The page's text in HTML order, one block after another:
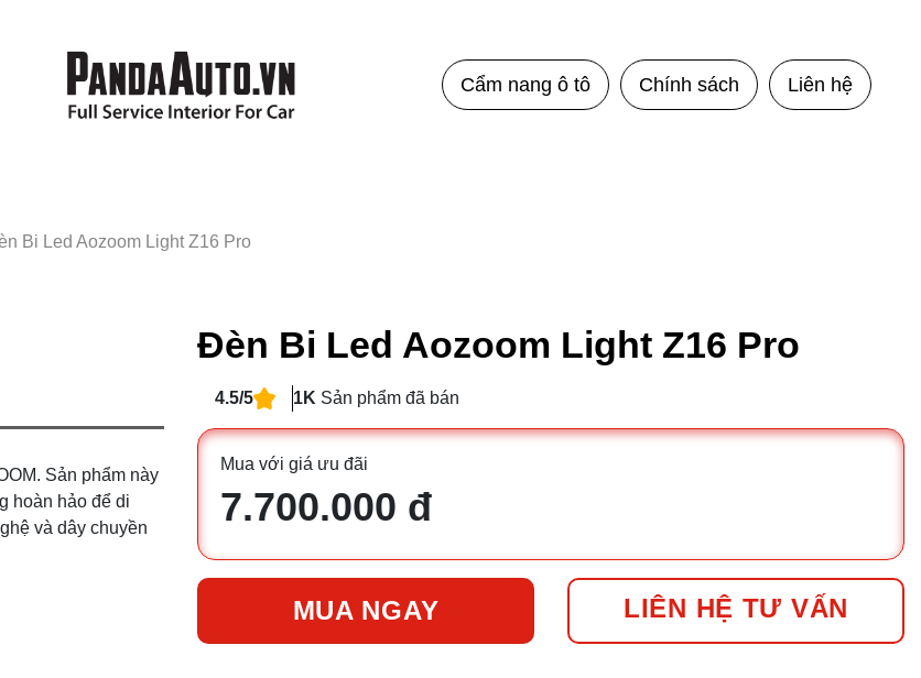
Cẩm nang ô tô Chính sách Liên hệ
Bi Led Aozoom Light Z16 Pro
Sản phẩm này
hoàn hảo để di
và dây chuyền
Đèn Bi Led Aozoom Light Z16 Pro
4.5/5 1K Sản phẩm đã bán
Mua với giá ưu đãi
7.700.000 đ
MUA NGAY LIÊN HỆ TƯ VẤN